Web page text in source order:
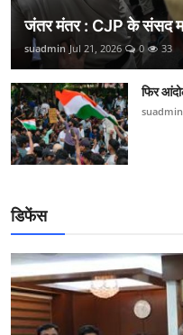
जंतर मंतर : CJP के संसद
suadmin Jul 21, 2026 0 33
फिर
suadmin
डिफेंस